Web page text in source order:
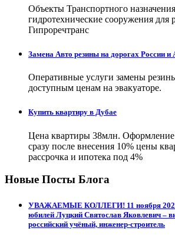
Объекты Транспортного
гидротехнические сооружения
Гипроречтранс
Замена Авто резины на дорогах России и
Оперативные услуги замены
доступным ценам на эвакуаторе.
Купить квартиру в Дубае
Цена квартиры 38млн. Оформление
сразу после внесения 10% цены
рассрочка и ипотека под 4%
Новые Посты Блога
УВАЖАЕМЫЕ КОЛЛЕГИ! 11 ноября 2025
юбилей Луцкий Святослав Яковлевич –
российский учёный, инженер-строитель